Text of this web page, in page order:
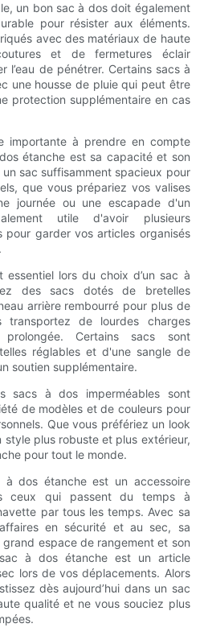
un bon sac à dos doit également
pour résister aux éléments.
avec des matériaux de haute
et de fermetures éclair
l’eau de pénétrer. Certains sacs à
une housse de pluie qui peut être
protection supplémentaire en cas
importante à prendre en compte
étanche est sa capacité et son
sac suffisamment spacieux pour
que vous prépariez vos valises
journée ou une escapade d'un
utile d'avoir plusieurs
pour garder vos articles organisés
lors du choix d’un sac à
des sacs dotés de bretelles
arrière rembourré pour plus de
de lourdes charges
Certains sacs sont
réglables et d'une sangle de
soutien supplémentaire.
sacs à dos imperméables sont
de modèles et de couleurs pour
Que vous préfériez un look
plus robuste et plus extérieur,
pour tout le monde.
à dos étanche est un accessoire
ceux qui passent du temps à
par tous les temps. Avec sa
en sécurité et au sec, sa
espace de rangement et son
à dos étanche est un article
lors de vos déplacements. Alors
dès aujourd’hui dans un sac
qualité et ne vous souciez plus